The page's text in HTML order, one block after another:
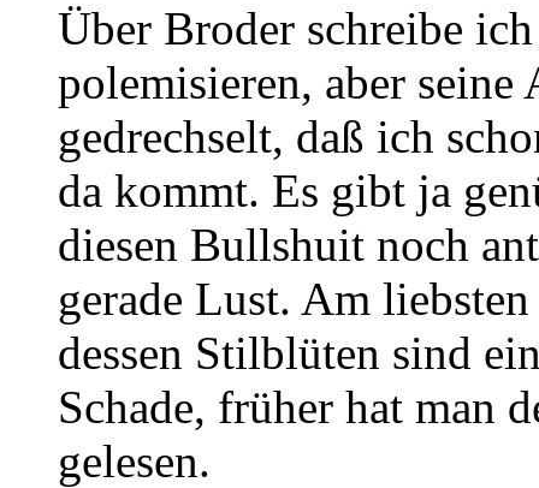
Über Broder schreibe
polemisieren, aber
gedrechselt, daß ich
da kommt. Es gibt ja
diesen Bullshuit noch
gerade Lust. Am
dessen Stilblüten sind
Schade, früher hat man
gelesen.